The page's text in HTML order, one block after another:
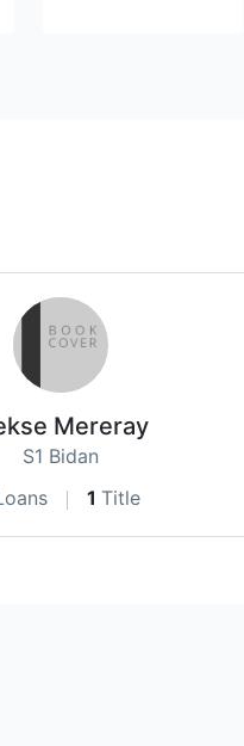
Mereray
S1 Bidan
1 Title